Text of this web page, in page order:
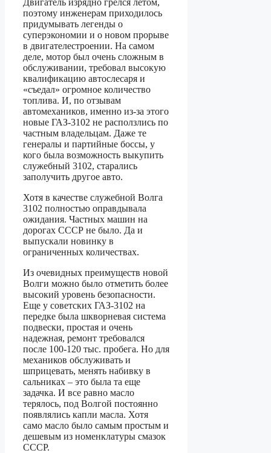
поэтому инженерам приходилось
придумывать легенды о
суперэкономии и о новом прорыве
в двигателестроении. На самом
деле, мотор был очень сложным в
обслуживании, требовал высокую
квалификацию автослесаря и
«съедал» огромное количество
топлива. И, по отзывам
автомехаников, именно из-за этого
новые ГАЗ-3102 не расползлись по
частным владельцам. Даже те
генералы и партийные боссы, у
кого была возможность выкупить
служебный 3102, старались
заполучить другое авто.
Хотя в качестве служебной Волга
3102 полностью оправдывала
ожидания. Частных машин на
дорогах СССР не было. Да и
выпускали новинку в
ограниченных количествах.
Из очевидных преимуществ новой
Волги можно было отметить более
высокий уровень безопасности.
Еще у советских ГАЗ-3102 на
передке была шкворневая система
подвески, простая и очень
надежная, ремонт требовался
после 100-120 тыс. пробега. Но для
механиков обслуживать и
шприцевать, менять набивку в
сальниках – это была та еще
задачка. И все равно масло
терялось, под Волгой постоянно
появлялись капли масла. Хотя
само масло было самым простым и
дешевым из номенклатуры смазок
СССР.